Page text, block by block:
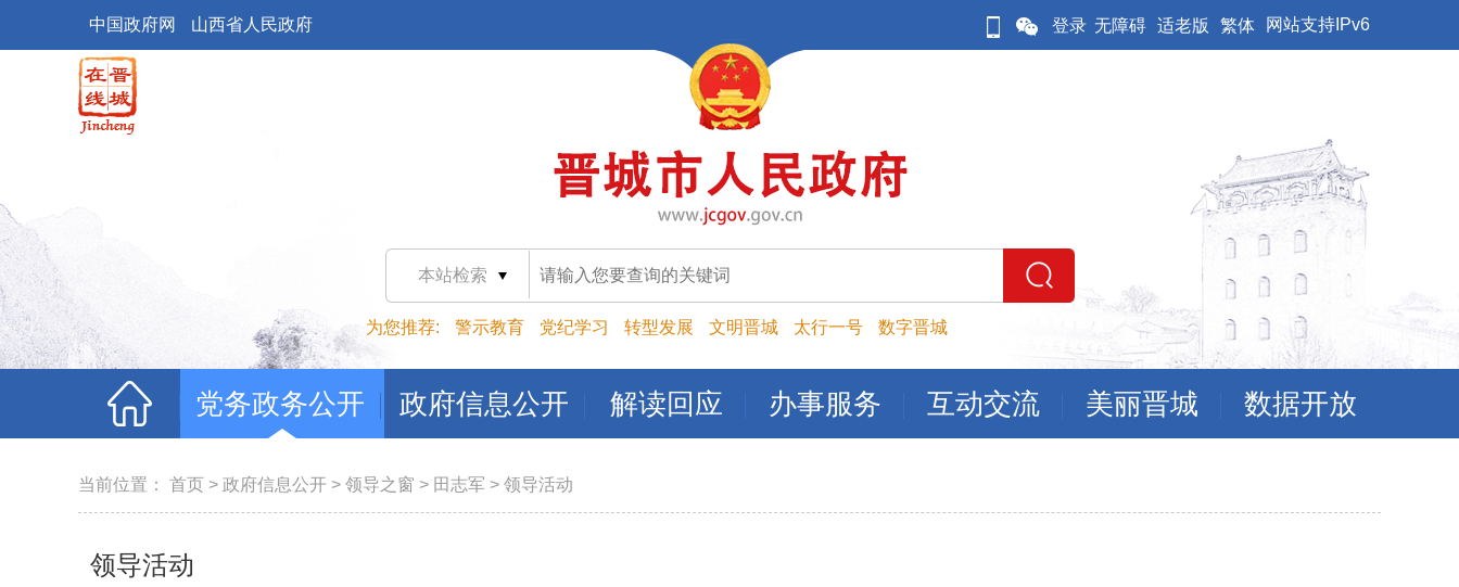
中国政府网 山西省人民政府 登录 无障碍 适老版 繁体 网站支持IPv6
本站检索
为您推荐: 警示教育 党纪学习 转型发展 文明晋城 太行一号 数字晋城
党务政务公开 政府信息公开 解读回应 办事服务 互动交流 美丽晋城 数据开放
当前位置： 首页 > 政府信息公开 > 领导之窗 > 田志军 > 领导活动
领导活动